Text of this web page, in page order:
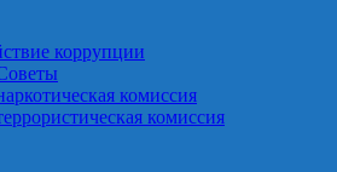
коррупции
комиссия
комиссия